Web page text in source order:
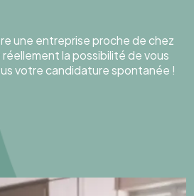
une entreprise proche de chez
la possibilité de vous
votre candidature spontanée !